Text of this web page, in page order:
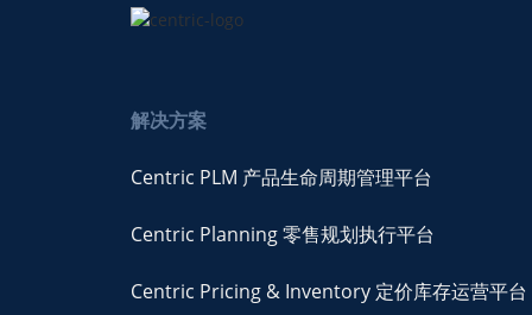
解决方案
Centric PLM 产品生命周期管理平台
Centric Planning 零售规划执行平台
Centric Pricing & Inventory 定价库存运营平台